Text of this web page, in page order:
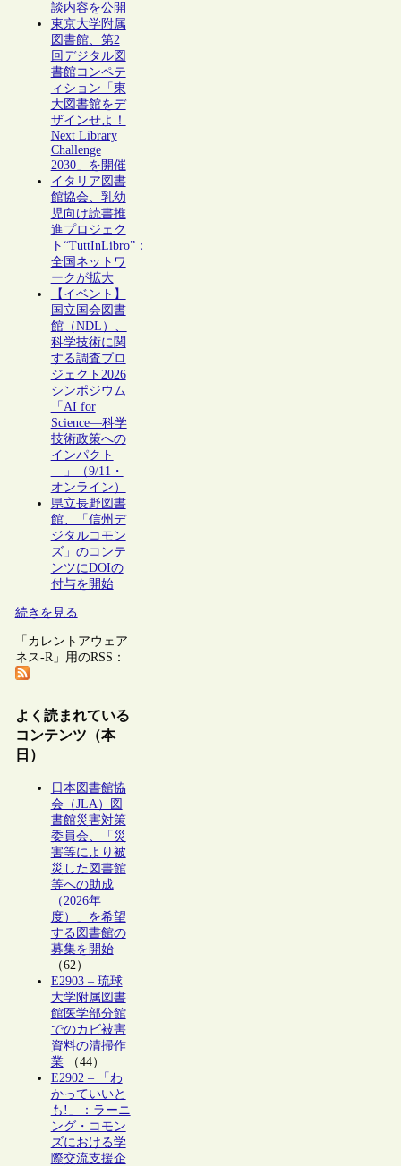
談内容を公開
東京大学附属
図書館、第2
回デジタル図
書館コンペテ
ィション「東
大図書館をデ
ザインせよ！
Next Library
Challenge
2030」を開催
イタリア図書
館協会、乳幼
児向け読書推
進プロジェク
ト“TuttInLibro”：
全国ネットワ
ークが拡大
【イベント】
国立国会図書
館（NDL）、
科学技術に関
する調査プロ
ジェクト2026
シンポジウム
「AI for
Science―科学
技術政策への
インパクト
―」（9/11・
オンライン）
県立長野図書
館、「信州デ
ジタルコモン
ズ」のコンテ
ンツにDOIの
付与を開始
続きを見る
「カレントアウェア
ネス-R」用のRSS：
よく読まれている
コンテンツ（本
日）
日本図書館協
会（JLA）図
書館災害対策
委員会、「災
害等により被
災した図書館
等への助成
（2026年
度）」を希望
する図書館の
募集を開始
（62）
E2903 – 琉球
大学附属図書
館医学部分館
でのカビ被害
資料の清掃作
業（44）
E2902 – 「わ
かっていいと
も!」：ラーニ
ング・コモン
ズにおける学
際交流支援企